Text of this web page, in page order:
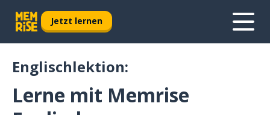
Jetzt lernen
Englischlektion:
Lerne mit Memrise